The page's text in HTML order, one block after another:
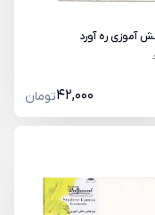
آموزی ره آورد
42,000تومان